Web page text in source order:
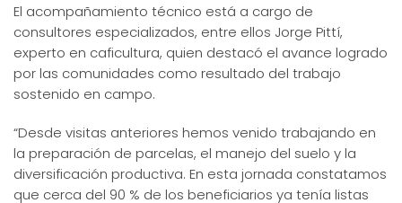
El acompañamiento técnico está a cargo de
consultores especializados, entre ellos Jorge Pittí,
experto en caficultura, quien destacó el avance logrado
por las comunidades como resultado del trabajo
sostenido en campo.
“Desde visitas anteriores hemos venido trabajando en
la preparación de parcelas, el manejo del suelo y la
diversificación productiva. En esta jornada constatamos
que cerca del 90 % de los beneficiarios ya tenía listas